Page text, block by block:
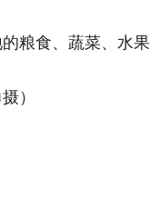
食、蔬菜、水果
）